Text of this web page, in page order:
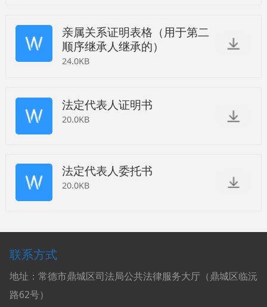
亲属关系证明表格（用于第二
顺序继承人继承的）
24.0KB
法定代表人证明书
20.0KB
法定代表人委托书
20.0KB
联系方式
地址：常德市鼎城区司法局公共法律服务大厅（鼎城区临沅
路62号）